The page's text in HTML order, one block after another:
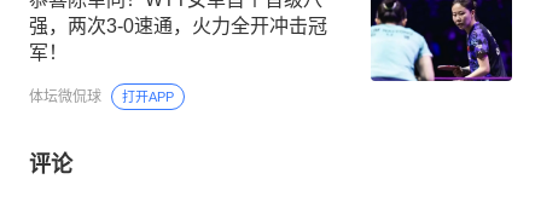
强，两次3-0速通，火力全开冲击冠
军！
体坛微侃球 打开APP
评论